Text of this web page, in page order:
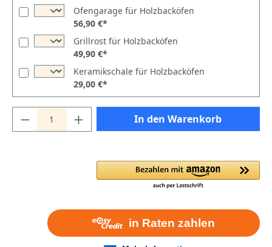
Ofengarage für Holzbacköfen
56,90 €*
Grillrost für Holzbacköfen
49,90 €*
Keramikschale für Holzbacköfen
29,00 €*
In den Warenkorb